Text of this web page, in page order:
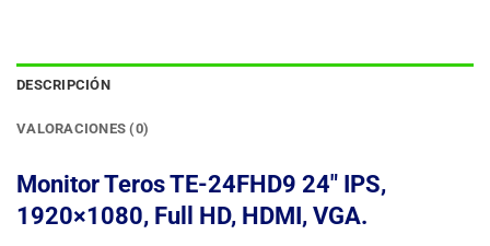
DESCRIPCIÓN
VALORACIONES (0)
Monitor Teros TE-24FHD9 24″ IPS,
1920×1080, Full HD, HDMI, VGA.